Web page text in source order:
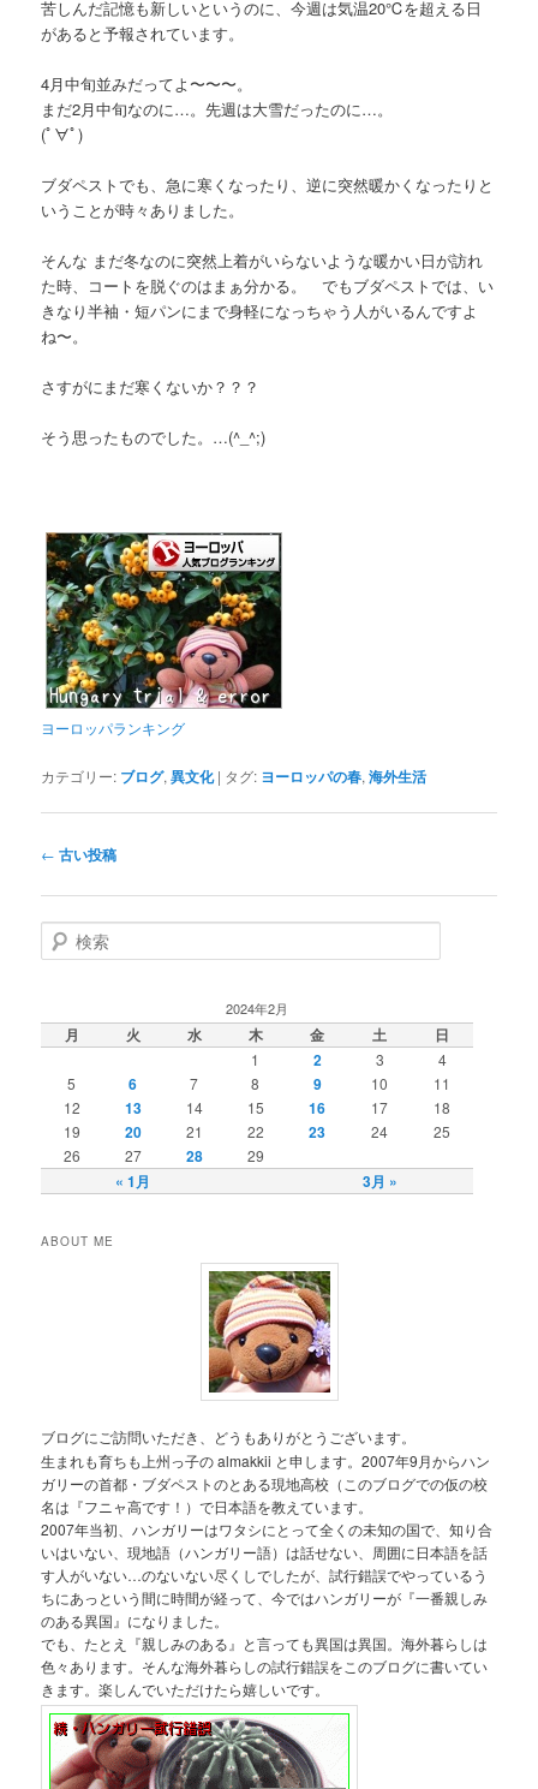
苦しんだ記憶も新しいというのに、今週は気温20℃を超える日
があると予報されています。
4月中旬並みだってよ〜〜〜。
まだ2月中旬なのに…。先週は大雪だったのに…。
(ﾟ∀ﾟ)
ブダペストでも、急に寒くなったり、逆に突然暖かくなったりと
いうことが時々ありました。
そんな まだ冬なのに突然上着がいらないような暖かい日が訪れ
た時、コートを脱ぐのはまぁ分かる。 でもブダペストでは、い
きなり半袖・短パンにまで身軽になっちゃう人がいるんですよ
ね〜。
さすがにまだ寒くないか？？？
そう思ったものでした。…(^_^;)
ヨーロッパランキング
カテゴリー: ブログ,異文化 | タグ: ヨーロッパの春,海外生活
投
ナ
ビ
ゲ
ョ
ン
← 古い投稿
検
索
2024年2月
月 火 水 木 金 土 日
« 1月 3月 »
1 2 3
4
5
6 7 8 9 10
11
12
13 14 15 16 17
18
19
20 21 22 23 24
25
26
27 28 29
ABOUT ME
ブログにご訪問いただき、どうもありがとうございます。
生まれも育ちも上州っ子の almakkii と申します。2007年9月からハン
ガリーの首都・ブダペストのとある現地高校（このブログでの仮の校
名は『フニャ高です！）で日本語を教えています。
2007年当初、ハンガリーはワタシにとって全くの未知の国で、知り合
いはいない、現地語（ハンガリー語）は話せない、周囲に日本語を話
す人がいない…のないない尽くしでしたが、試行錯誤でやっているう
ちにあっという間に時間が経って、今ではハンガリーが『一番親しみ
のある異国』になりました。
でも、たとえ『親しみのある』と言っても異国は異国。海外暮らしは
色々あります。そんな海外暮らしの試行錯誤をこのブログに書いてい
きます。楽しんでいただけたら嬉しいです。